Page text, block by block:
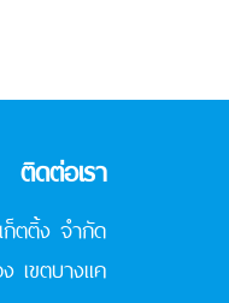
ติดต่อเรา
ตติ้ง จำกัด
เขตบางแค